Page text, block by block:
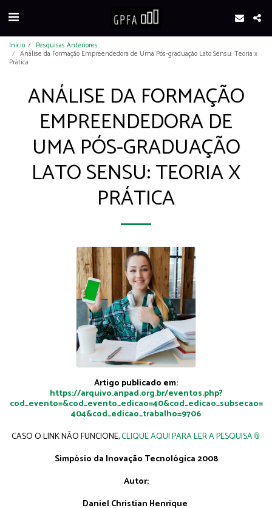
Início Pesquisas Anteriores
Análise da Formação Empreendedora de Uma Pós-graduação Lato Sensu: Teoria x
Prática
ANÁLISE DA FORMAÇÃO
EMPREENDEDORA DE
UMA PÓS-GRADUAÇÃO
LATO SENSU: TEORIA X
PRÁTICA
Artigo publicado em:
https://arquivo.anpad.org.br/eventos.php?
cod_evento=&cod_evento_edicao=40&cod_edicao_subsecao=
404&cod_edicao_trabalho=9706
CASO O LINK NÃO FUNCIONE,CLIQUE AQUI PARA LER A PESQUISA
Simpósio da Inovação Tecnológica 2008
Autor:
Daniel Christian Henrique